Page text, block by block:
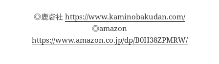
◎鹿砦社 https://www.kaminobakudan.com/
◎amazon
https://www.amazon.co.jp/dp/B0H38ZPMRW/